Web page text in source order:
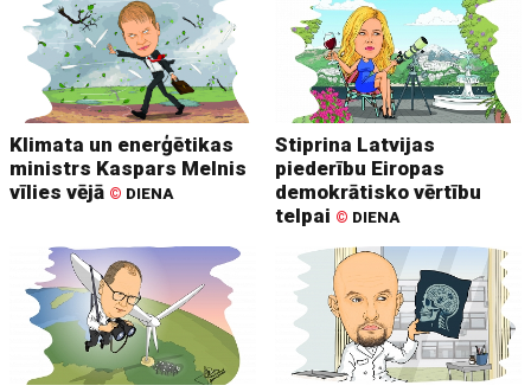
Klimata un enerģētikas
ministrs Kaspars Melnis
vīlies vējā © DIENA
Stiprina Latvijas
piederību Eiropas
demokrātisko vērtību
telpai © DIENA